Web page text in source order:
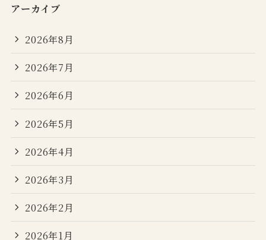
アーカイブ
2026年8月
2026年7月
2026年6月
2026年5月
2026年4月
2026年3月
2026年2月
2026年1月